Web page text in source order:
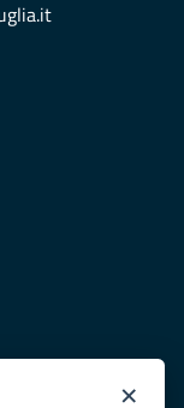
×